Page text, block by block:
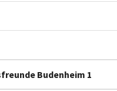
Budenheim 1